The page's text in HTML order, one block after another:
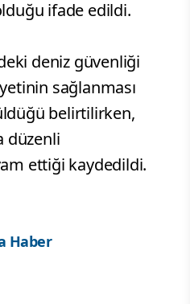
ifade edildi.
deniz güvenliği
sağlanması
belirtilirken,
düzenli
ettiği kaydedildi.
Haber